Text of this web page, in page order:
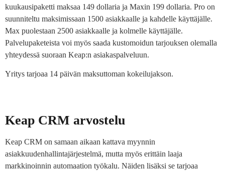
kuukausipaketti maksaa 149 dollaria ja Maxin 199 dollaria. Pro on
suunniteltu maksimissaan 1500 asiakkaalle ja kahdelle käyttäjälle.
Max puolestaan 2500 asiakkaalle ja kolmelle käyttäjälle.
Palvelupaketeista voi myös saada kustomoidun tarjouksen olemalla
yhteydessä suoraan Keap:n asiakaspalveluun.
Yritys tarjoaa 14 päivän maksuttoman kokeilujakson.
Keap CRM arvostelu
Keap CRM on samaan aikaan kattava myynnin
asiakkuudenhallintajärjestelmä, mutta myös erittäin laaja
markkinoinnin automaation työkalu. Näiden lisäksi se tarjoaa